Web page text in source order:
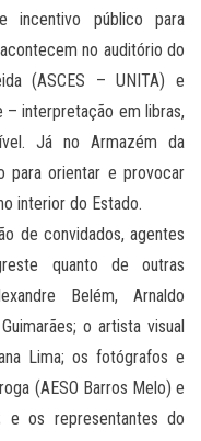
incentivo público para
no auditório do
(ASCES – UNITA) e
interpretação em libras,
Já no Armazém da
para orientar e provocar
interior do Estado.
de convidados, agentes
quanto de outras
Belém, Arnaldo
o artista visual
Lima; os fotógrafos e
(AESO Barros Melo) e
e os representantes do